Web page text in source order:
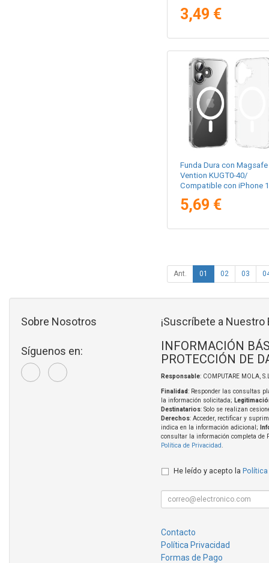
Transparente
3,49 €
Funda Dura con Magsafe
Vention KUGT0-40/
Compatible con iPhone
5,69 €
Ant. 01 02 03
Sobre Nosotros
Síguenos en:
¡Suscríbete a Nuestro
INFORMACIÓN
PROTECCIÓN DE
Responsable: COMPUTARE MOLA,
Finalidad: Responder las consultas
la información solicitada;
Destinatarios: Solo se realizan
Derechos: Acceder, rectificar y
indica en la información adicional;
consultar la información completa de
Política de Privacidad.
He leído y acepto la Política
Contacto
Política Privacidad
Formas de Pago